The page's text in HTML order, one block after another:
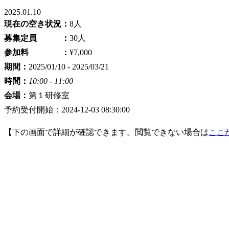
2025.01.10
現在の空き状況： 8人
募集定員 ： 30人
参加料 ： ¥7,000
期間： 2025/01/10 - 2025/03/21
時間： 10:00 - 11:00
会場： 第１研修室
予約受付開始：2024-12-03 08:30:00
【下の画面で詳細が確認できます。閲覧できない場合はここ